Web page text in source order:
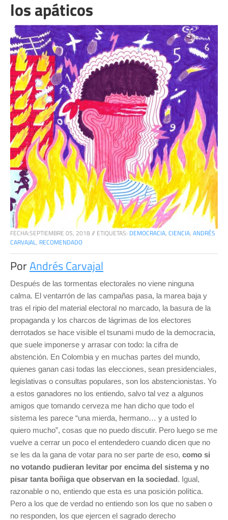
los apáticos
FECHA:SEPTIEMBRE 05, 2018// ETIQUETAS: DEMOCRACIA, CIENCIA, ANDRÉS
CARVAJAL, RECOMENDADO
PorAndrés Carvajal
Después de las tormentas electorales no viene ninguna
calma. El ventarrón de las campañas pasa, la marea baja y
tras el ripio del material electoral no marcado, la basura de la
propaganda y los charcos de lágrimas de los electores
derrotados se hace visible el tsunami mudo de la democracia,
que suele imponerse y arrasar con todo: la cifra de
abstención. En Colombia y en muchas partes del mundo,
quienes ganan casi todas las elecciones, sean presidenciales,
legislativas o consultas populares, son los abstencionistas. Yo
a estos ganadores no los entiendo, salvo tal vez a algunos
amigos que tomando cerveza me han dicho que todo el
sistema les parece “una mierda, hermano… y a usted lo
quiero mucho”, cosas que no puedo discutir. Pero luego se me
vuelve a cerrar un poco el entendedero cuando dicen que no
se les da la gana de votar para no ser parte de eso, como si
no votando pudieran levitar por encima del sistema y no
pisar tanta boñiga que observan en la sociedad. Igual,
razonable o no, entiendo que esta es una posición política.
Pero a los que de verdad no entiendo son los que no saben o
no responden, los que ejercen el sagrado derecho